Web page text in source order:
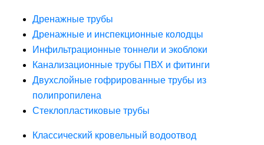
Дренажные трубы
Дренажные и инспекционные колодцы
Инфильтрационные тоннели и экоблоки
Канализационные трубы ПВХ и фитинги
Двухслойные гофрированные трубы из
полипропилена
Стеклопластиковые трубы
Классический кровельный водоотвод